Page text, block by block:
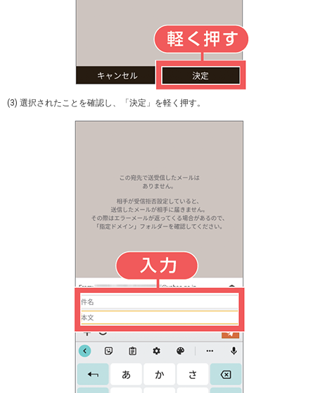
(3) 選択されたことを確認し、「決定」を軽く押す。